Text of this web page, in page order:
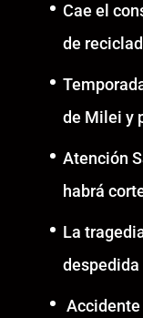
Cae el
de
de Milei y
Atención
habrá
La
Accidente